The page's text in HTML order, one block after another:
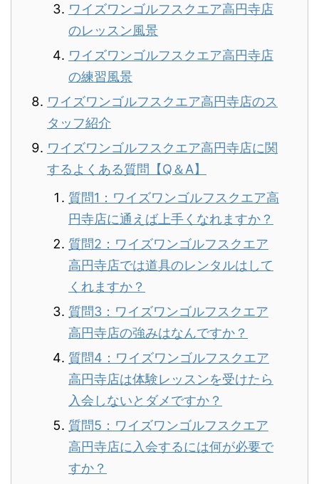
ワイズワンゴルフスクエア高円寺店
のレッスン風景
ワイズワンゴルフスクエア高円寺店
の練習風景
ワイズワンゴルフスクエア高円寺店のス
タッフ紹介
ワイズワンゴルフスクエア高円寺店に関
するよくある質問【Q＆A】
質問1：ワイズワンゴルフスクエア高
円寺店に通えば上手くなれますか？
質問2：ワイズワンゴルフスクエア
高円寺店では道具のレンタルはして
くれますか？
質問3：ワイズワンゴルフスクエア
高円寺店の強みはなんですか？
質問4：ワイズワンゴルフスクエア
高円寺店は体験レッスンを受けたら
入会しないとダメですか？
質問5：ワイズワンゴルフスクエア
高円寺店に入会するには何が必要で
すか？